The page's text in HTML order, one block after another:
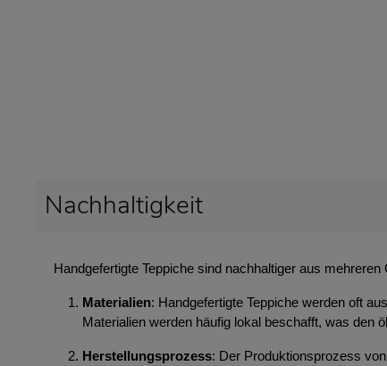
Nachhaltigkeit
Handgefertigte Teppiche sind nachhaltiger aus mehreren
Materialien: Handgefertigte Teppiche werden oft
Materialien werden häufig lokal beschafft, was den
Herstellungsprozess: Der Produktionsprozess